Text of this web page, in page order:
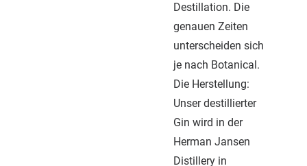
Destillation. Die
genauen Zeiten
unterscheiden sich
je nach Botanical.
Die Herstellung:
Unser destillierter
Gin wird in der
Herman Jansen
Distillery in